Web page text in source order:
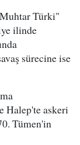
Türki"
ilinde
sürecine ise
Halep'te askeri
Tümen'in